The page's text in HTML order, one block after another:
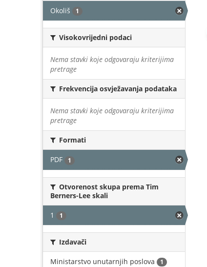
Okoliš 1
Visokovrijedni podaci
Nema stavki koje odgovaraju kriterijima
pretrage
Frekvencija osvježavanja podataka
Nema stavki koje odgovaraju kriterijima
pretrage
Formati
PDF 1
Otvorenost skupa prema Tim
Berners-Lee skali
1 1
Izdavači
Ministarstvo unutarnjih poslova 1